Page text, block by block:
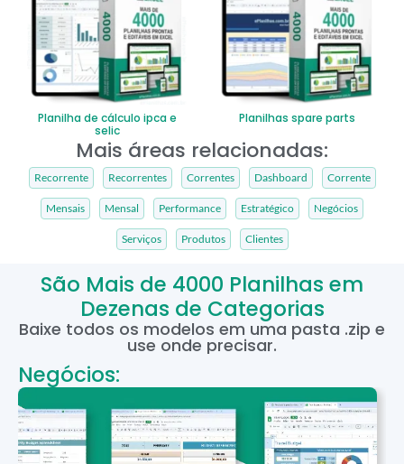
Planilha de cálculo ipca e
selic
Planilhas spare parts
Mais áreas relacionadas:
Recorrente Recorrentes Correntes Dashboard Corrente
Mensais Mensal Performance Estratégico Negócios
Serviços Produtos Clientes
São Mais de 4000 Planilhas em
Dezenas de Categorias
Baixe todos os modelos em uma pasta .zip e
use onde precisar.
Negócios: